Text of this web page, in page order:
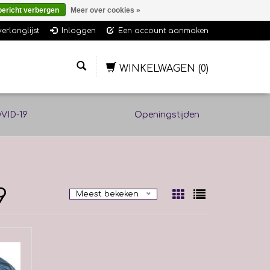
Inloggen Een account aanmaken
WINKELWAGEN (0)
19 Openingstijden
Meest bekeken
verbergen Meer over cookies »